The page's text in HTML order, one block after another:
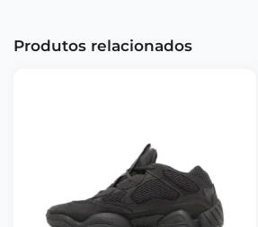
Produtos relacionados